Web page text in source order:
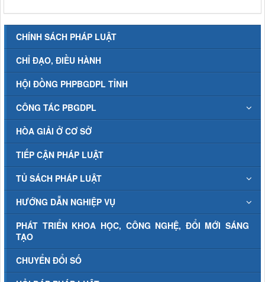
CHÍNH SÁCH PHÁP LUẬT
CHỈ ĐẠO, ĐIỀU HÀNH
HỘI ĐỒNG PHPBGDPL TỈNH
CÔNG TÁC PBGDPL
HÒA GIẢI Ở CƠ SỞ
TIẾP CẬN PHÁP LUẬT
TỦ SÁCH PHÁP LUẬT
HƯỚNG DẪN NGHIỆP VỤ
PHÁT TRIỂN KHOA HỌC, CÔNG NGHỆ, ĐỔI MỚI SÁNG
TẠO
CHUYỂN ĐỔI SỐ